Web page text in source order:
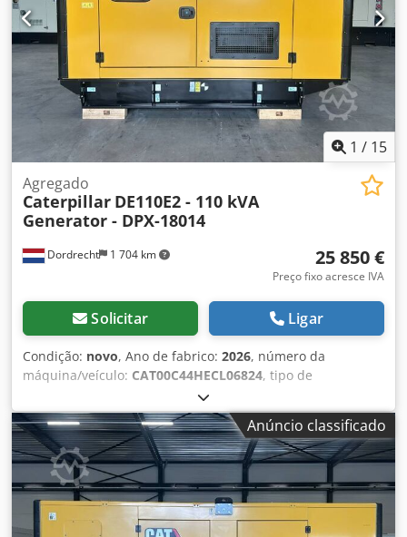
1 / 15
Dordrecht 1 704 km
Agregado
Caterpillar DE110E2 - 110 kVA
Generator - DPX-18014
25 850 €
Preço fixo acresce IVA
Solicitar Ligar
Condição: novo, Ano de fabrico: 2026, número da
máquina/veículo: CAT00C44HECL06824, tipo de
, fabricante de motores:
C4.4, Finalidade de uso: Construção civil Peso vazio: 1.547
kg Potência do gerador: 110 kVA Dimensões do
compartimento de carga: 277 x 113 x 153 cm Certificação
CE: sim Volume do tanque de água: 250 l Entre em contato
com a equipe DPX para mais informações. Dwsdey S N N
Espfx Am Tsa = Outras opções e acessórios = - Bateria -
Painel de controle - Teto de aço - Caminhão cisterna
Anúncio classificado